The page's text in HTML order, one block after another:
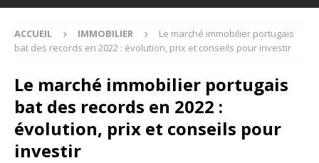
ACCUEIL IMMOBILIER
Le marché immobilier portugais
bat des records en 2022 : évolution, prix et conseils pour investir
Le marché immobilier portugais
bat des records en 2022 :
évolution, prix et conseils pour
investir